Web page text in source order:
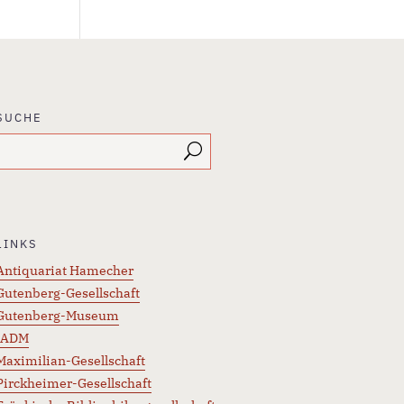
Hamecher
Gesellschaft
Museum
Gesellschaft
Gesellschaft